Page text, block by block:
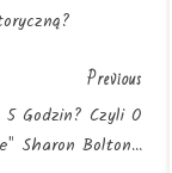
Previous
Godzin? Czyli O
Sharon Bolton...